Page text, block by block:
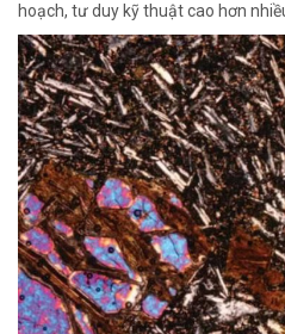
hoạch, tư duy kỹ thuật cao hơn